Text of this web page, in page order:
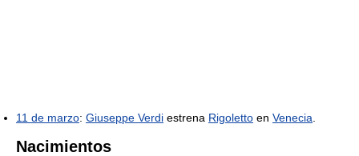
11 de marzo: Giuseppe Verdi estrena Rigoletto en Venecia
Nacimientos